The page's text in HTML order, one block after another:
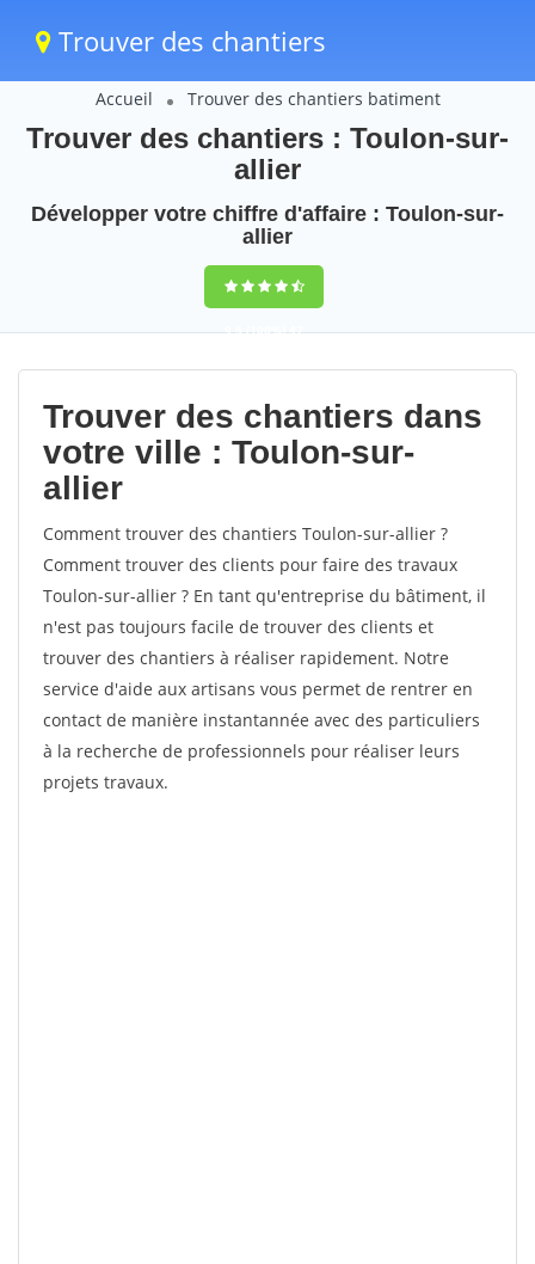
Trouver des chantiers
Accueil Trouver des chantiers batiment
Trouver des chantiers : Toulon-sur-
allier
Développer votre chiffre d'affaire : Toulon-sur-
allier
9,5(100%)47
votes
Trouver des chantiers dans
votre ville : Toulon-sur-
allier
Comment trouver des chantiers Toulon-sur-allier ?
Comment trouver des clients pour faire des travaux
Toulon-sur-allier ? En tant qu'entreprise du bâtiment, il
n'est pas toujours facile de trouver des clients et
trouver des chantiers à réaliser rapidement. Notre
service d'aide aux artisans vous permet de rentrer en
contact de manière instantannée avec des particuliers
à la recherche de professionnels pour réaliser leurs
projets travaux.